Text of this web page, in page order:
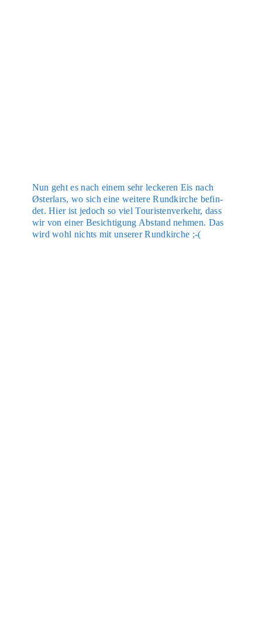
Nun geht es nach einem sehr lecke­ren Eis nach
Østerl­ars, wo sich eine wei­te­re Rund­kir­che befin­
det. Hier ist jedoch so viel Tou­ris­ten­ver­kehr, dass
wir von einer Besich­ti­gung Abstand neh­men. Das
wird wohl nichts mit unse­rer Rund­kir­che ;-(